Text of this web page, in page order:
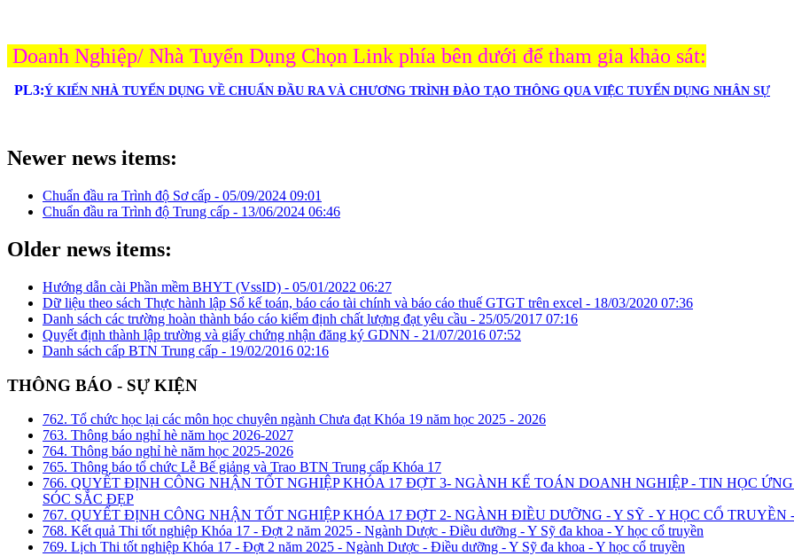
Doanh Nghiệp/ Nhà Tuyển Dụng Chọn Link phía bên dưới để tham gia khảo sát:
PL3:Ý KIẾN NHÀ TUYỂN DỤNG VỀ CHUẨN ĐẦU RA VÀ CHƯƠNG TRÌNH ĐÀO TẠO THÔNG QUA VIỆC TUYỂN DỤNG NHÂN SỰ
Newer news items:
Chuẩn đầu ra Trình độ Sơ cấp - 05/09/2024 09:01
Chuẩn đầu ra Trình độ Trung cấp - 13/06/2024 06:46
Older news items:
Hướng dẫn cài Phần mềm BHYT (VssID) - 05/01/2022 06:27
Dữ liệu theo sách Thực hành lập Sổ kế toán, báo cáo tài chính và báo cáo thuế GTGT trên excel - 18/03/2020 07:36
Danh sách các trường hoàn thành báo cáo kiểm định chất lượng đạt yêu cầu - 25/05/2017 07:16
Quyết định thành lập trường và giấy chứng nhận đăng ký GDNN - 21/07/2016 07:52
Danh sách cấp BTN Trung cấp - 19/02/2016 02:16
THÔNG BÁO - SỰ KIỆN
762. Tổ chức học lại các môn học chuyên ngành Chưa đạt Khóa 19 năm học 2025 - 2026
763. Thông báo nghỉ hè năm học 2026-2027
764. Thông báo nghỉ hè năm học 2025-2026
765. Thông báo tổ chức Lễ Bế giảng và Trao BTN Trung cấp Khóa 17
766. QUYẾT ĐỊNH CÔNG NHẬN TỐT NGHIỆP KHÓA 17 ĐỢT 3- NGÀNH KẾ TOÁN DOANH NGHIỆP - TIN HỌC
SÓC SẮC ĐẸP
767. QUYẾT ĐỊNH CÔNG NHẬN TỐT NGHIỆP KHÓA 17 ĐỢT 2- NGÀNH ĐIỀU DƯỠNG - Y SỸ - Y HỌC CỔ TRUYỀN
768. Kết quả Thi tốt nghiệp Khóa 17 - Đợt 2 năm 2025 - Ngành Dược - Điều dưỡng - Y Sỹ đa khoa - Y học cổ truyền
769. Lịch Thi tốt nghiệp Khóa 17 - Đợt 2 năm 2025 - Ngành Dược - Điều dưỡng - Y Sỹ đa khoa - Y học cổ truyền